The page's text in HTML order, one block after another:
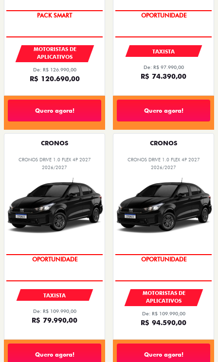
PACK SMART
MOTORISTAS DE
APLICATIVOS
De: R$ 126.990,00
R$ 120.690,00
Quero agora!
OPORTUNIDADE
TAXISTA
De: R$ 97.990,00
R$ 74.390,00
Quero agora!
CRONOS
CRONOS DRIVE 1.0 FLEX 4P 2027
2026/2027
OPORTUNIDADE
TAXISTA
De: R$ 109.990,00
R$ 79.990,00
Quero agora!
CRONOS
CRONOS DRIVE 1.0 FLEX 4P 2027
2026/2027
OPORTUNIDADE
MOTORISTAS DE
APLICATIVOS
De: R$ 109.990,00
R$ 94.590,00
Quero agora!